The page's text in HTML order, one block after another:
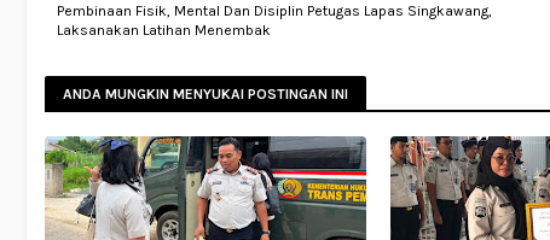
Pembinaan Fisik, Mental Dan Disiplin Petugas Lapas Singkawang,
Laksanakan Latihan Menembak
ANDA MUNGKIN MENYUKAI POSTINGAN INI